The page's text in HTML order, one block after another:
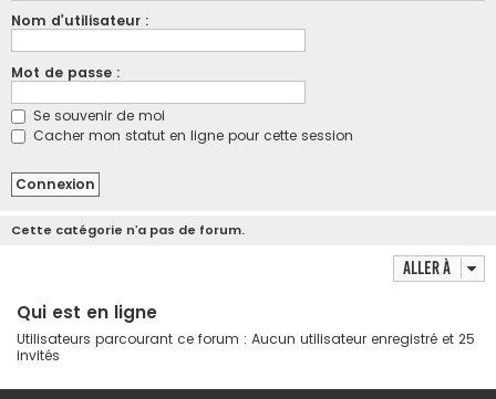
Nom d’utilisateur :
Mot de passe :
Se souvenir de moi
Cacher mon statut en ligne pour cette session
Cette catégorie n’a pas de forum.
Aller à
Qui est en ligne
Utilisateurs parcourant ce forum : Aucun utilisateur enregistré et 25
invités